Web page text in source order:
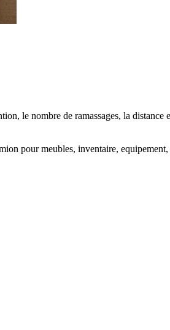
le nombre de ramassages, la distance
pour meubles, inventaire, equipement,